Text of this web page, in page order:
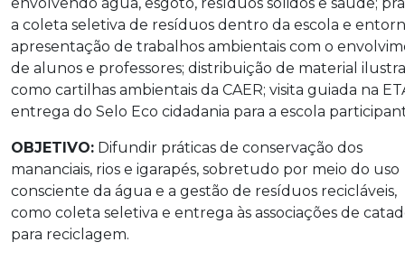
a coleta seletiva de resíduos dentro da escola e
apresentação de trabalhos ambientais com o
de alunos e professores; distribuição de material
como cartilhas ambientais da CAER; visita guiada na
entrega do Selo Eco cidadania para a escola
OBJETIVO: Difundir práticas de conservação dos
mananciais, rios e igarapés, sobretudo por meio do uso
consciente da água e a gestão de resíduos recicláveis,
como coleta seletiva e entrega às associações de
para reciclagem.